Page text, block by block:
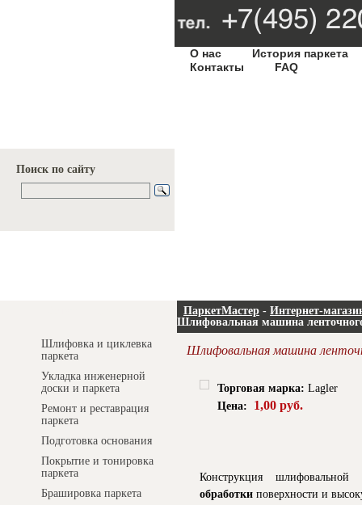
Поиск по сайту
О нас
История паркета
Контакты
FAQ
Шлифовка и циклевка
паркета
Укладка инженерной
доски и паркета
Ремонт и реставрация
паркета
Подготовка основания
Покрытие и тонировка
паркета
Брашировка паркета
ПаркетМастер - Интернет-
Шлифовальная машина
Шлифовальная машина
Торговая марка: Lagler
Цена:
1,00 руб.
Конструкция
обработки поверхности и